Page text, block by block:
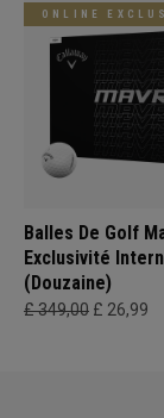
ONLINE
Balles De Golf
Exclusivité
(Douzaine)
£ 349,00 £ 26,99